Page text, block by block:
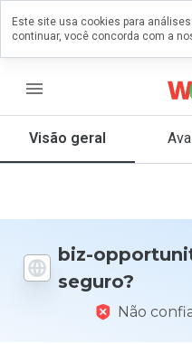
menu
Visão geral
biz-
seguro?
Não
um
biz-
a 5,
você
daria
Este site usa cookies para
continuar, você concorda com a